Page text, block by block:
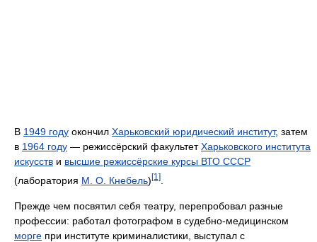
В 1949 году окончил Харьковский юридический институт, затем
в 1964 году — режиссёрский факультетХарьковского института
искусств и высшие режиссёрские курсы ВТО СССР
(лаборатория М. О. Кнебель)[1]
Прежде чем посвятил себя театру, перепробовал разные
профессии: работал фотографом в судебно-медицинском
морге при институте криминалистики, выступал с